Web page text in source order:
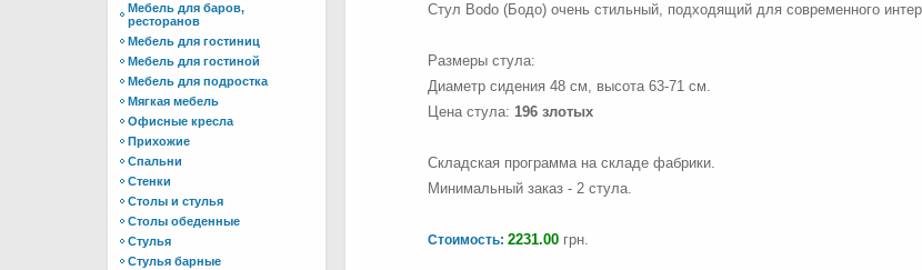
Мебель для баров,
ресторанов
Мебель для гостиниц
Мебель для гостиной
Мебель для подростка
Мягкая мебель
Офисные кресла
Прихожие
Спальни
Стенки
Столы и стулья
Столы обеденные
Стулья
Стулья барные
Стул Bodo (Бодо) очень стильный, подходящий для современного
Размеры стула:
Диаметр сидения 48 см, высота 63-71 см.
Цена стула: 196 злотых
Складская программа на складе фабрики.
Минимальный заказ - 2 стула.
Стоимость: 2231.00 грн.